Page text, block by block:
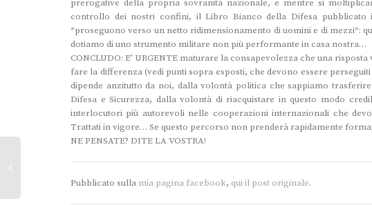
prerogative della propria sovranità nazionale, e mentre si
controllo dei nostri confini, il Libro Bianco della Difesa
*proseguono verso un netto ridimensionamento di uomini e di mezzi*:
dotiamo di uno strumento militare non più performante in casa nostra…
CONCLUDO: E’ URGENTE maturare la consapevolezza che una
fare la differenza (vedi punti sopra esposti, che devono essere
dipende anzitutto da noi, dalla volontà politica che sappiamo
Difesa e Sicurezza, dalla volontà di riacquistare in questo modo
interlocutori più autorevoli nelle cooperazioni internazionali che
Trattati in vigore… Se questo percorso non prenderà rapidamente
NE PENSATE? DITE LA VOSTRA!
Pubblicato sulla mia pagina facebook, qui il post originale.